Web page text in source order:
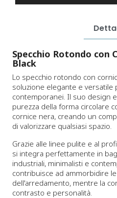
Specchio Rotondo con
Black
Lo specchio rotondo con
soluzione elegante e versatile
contemporanei. Il suo design
purezza della forma circolare
cornice nera, creando un
di valorizzare qualsiasi spazio.
Grazie alle linee pulite e al
si integra perfettamente in
industriali, minimalisti e
contribuisce ad ammorbidire
dell'arredamento, mentre la
contrasto e personalità.